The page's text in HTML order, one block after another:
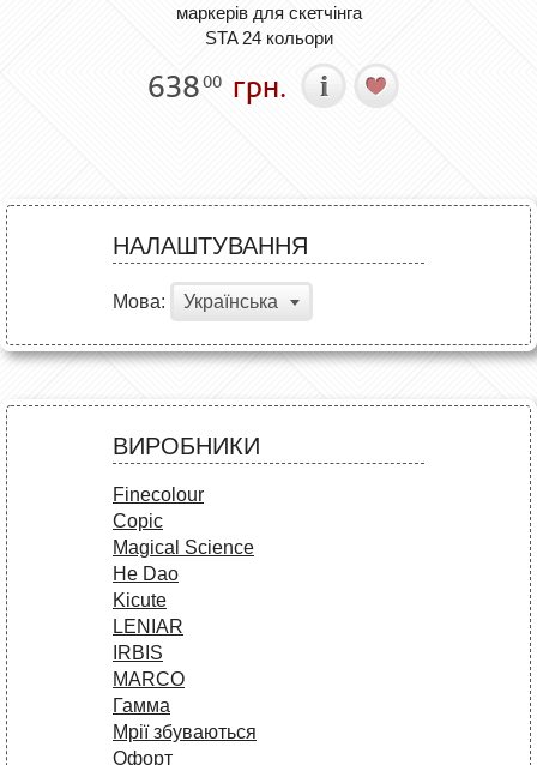
маркерів для скетчінга
STA 24 кольори
63800 грн.
НАЛАШТУВАННЯ
Мова: Українська
ВИРОБНИКИ
Finecolour
Copic
Magical Science
He Dao
Kicute
LENIAR
IRBIS
MARCO
Гамма
Мрії збуваються
Офорт